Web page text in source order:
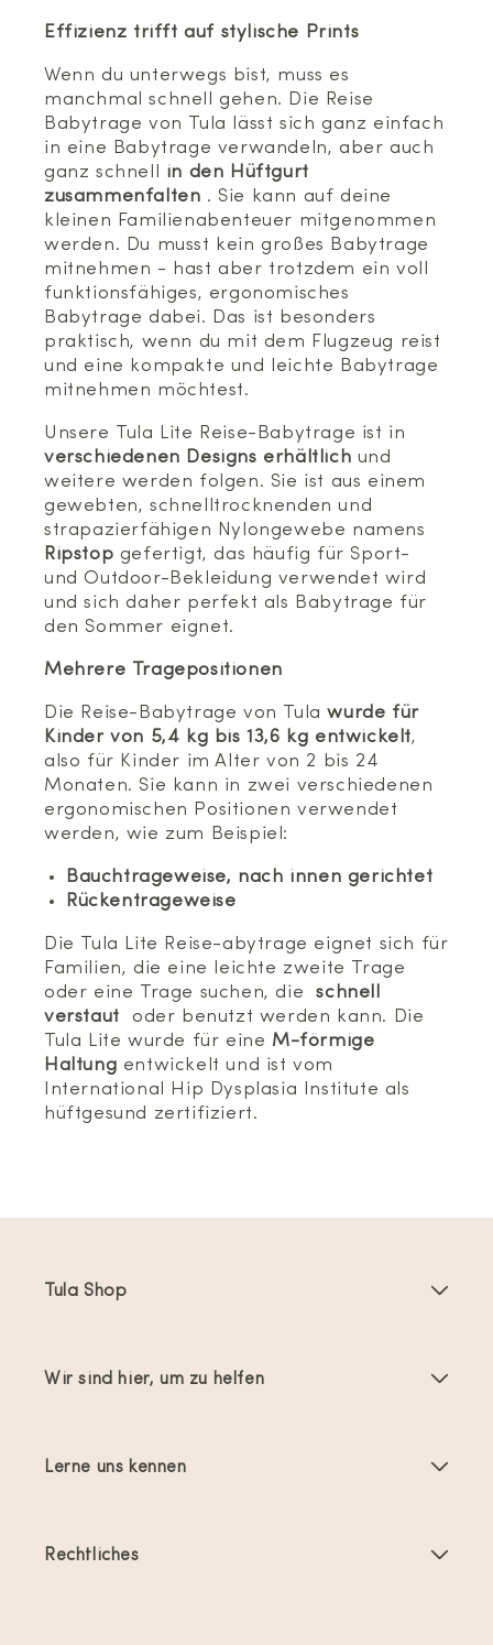
Effizienz trifft auf stylische Prints
Wenn du unterwegs bist, muss es
manchmal schnell gehen. Die Reise
Babytrage von Tula lässt sich ganz einfach
in eine Babytrage verwandeln, aber auch
ganz schnell in den Hüftgurt
zusammenfalten . Sie kann auf deine
kleinen Familienabenteuer mitgenommen
werden. Du musst kein großes Babytrage
mitnehmen - hast aber trotzdem ein voll
funktionsfähiges, ergonomisches
Babytrage dabei. Das ist besonders
praktisch, wenn du mit dem Flugzeug reist
und eine kompakte und leichte Babytrage
mitnehmen möchtest.
Unsere Tula Lite Reise-Babytrage ist in
verschiedenen Designs erhältlich und
weitere werden folgen. Sie ist aus einem
gewebten, schnelltrocknenden und
strapazierfähigen Nylongewebe namens
Ripstop gefertigt, das häufig für Sport-
und Outdoor-Bekleidung verwendet wird
und sich daher perfekt als Babytrage für
den Sommer eignet.
Mehrere Tragepositionen
Die Reise-Babytrage von Tulawurde für
Kinder von 5,4 kg bis 13,6 kg entwickelt,
also für Kinder im Alter von 2 bis 24
Monaten. Sie kann in zwei verschiedenen
ergonomischen Positionen verwendet
werden, wie zum Beispiel:
Bauchtrageweise, nach innen gerichtet
Rückentrageweise
Die Tula Lite Reise-abytrage eignet sich für
Familien, die eine leichte zweite Trage
oder eine Trage suchen, die
schnell
verstaut oder benutzt werden kann. Die
Tula Lite wurde für eine M-förmige
Haltung entwickelt und ist vom
International Hip Dysplasia Institute als
hüftgesund zertifiziert.
Tula Shop
Angebote & Aktionen
Wir sind hier, um zu helfen
Lerne uns kennen
Rechtliches